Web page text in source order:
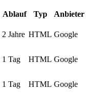
Ablauf Typ Anbieter
2 Jahre HTML Google
1 Tag HTML Google
1 Tag HTML Google